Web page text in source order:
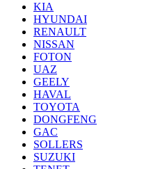
KIA
HYUNDAI
RENAULT
NISSAN
FOTON
UAZ
GEELY
HAVAL
TOYOTA
DONGFENG
GAC
SOLLERS
SUZUKI